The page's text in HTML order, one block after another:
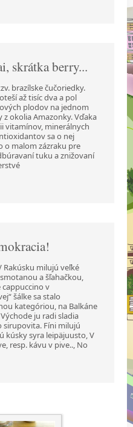
skrátka berry...
brazílske čučoriedky.
až tisíc dva a pol
plodov na jednom
z okolia Amazonky. Vďaka
vitamínov, minerálnych
sa o nej
o malom zázraku pre
tuku a znižovaní
Rakúsku milujú veľké
a šľahačkou,
cappuccino v
šálke sa stalo
kategóriou, na Balkáne
ju radi sladia
sirupovita. Fíni milujú
kúsky syra leipäjuusto, V
resp. kávu v pive.., No